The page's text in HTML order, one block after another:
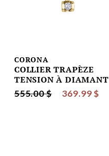
CORONA
COLLIER TRAPÈZE
TENSION À DIAMANT
555.00 $ 369.99 $